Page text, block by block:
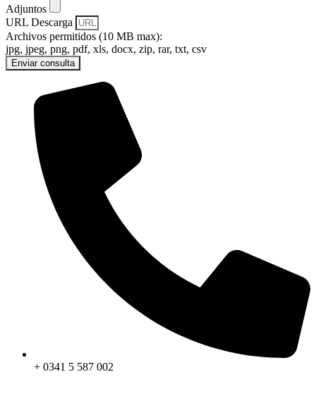
Adjuntos
URL Descarga
Archivos permitidos (10 MB max):
jpg, jpeg, png, pdf, xls, docx, zip, rar, txt, csv
Enviar consulta
+ 0341 5 587 002